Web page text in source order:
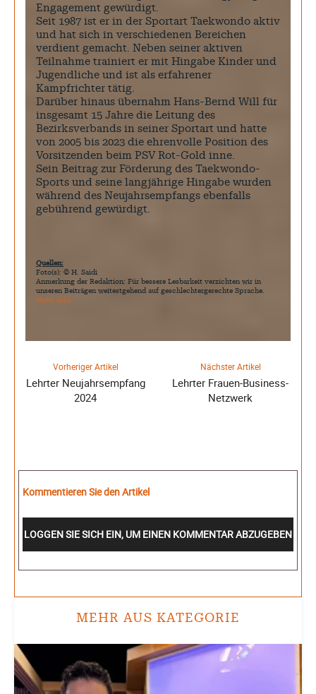
MEHR AUS KATEGORIE
Engagement gewürdigt.
Seit 1987 ist er in der Sportart Taekwondo aktiv
und hat sich in verschiedenen Bereichen
verdient gemacht. Neben seiner aktiven
Teilnahme trainiert er mit Hingabe Kinder und
Jugendliche und ist als erfahrener
Kampfrichter tätig.
Darüber hinaus übernahm Hans-Bernd Will für
insgesamt 15 Jahre die Leitung des
Bezirksverbands in seiner Sportart und hatte
von 2005 bis 2023 die ehrenvolle Position des
Vorsitzenden beim PSV Rot-Gold inne.
Sein Beitrag zur Förderung des Taekwondo-
Sports und seine langjährige Hingabe wurden
während des Neujahrsempfangs ebenfalls
gebührend gewürdigt.
Quellen:
Foto(s): © H. Saidi
Anmerkung der Redaktion: Für bessere Lesbarkeit verzichten wir in
unseren Beiträgen weitestgehend auf geschlechtergerechte Sprache.
Mehr dazu
Vorheriger Artikel
Lehrter Neujahrsempfang
2024
Nächster Artikel
Lehrter Frauen-Business-
Netzwerk
Kommentieren Sie den Artikel
LOGGEN SIE SICH EIN, UM EINEN KOMMENTAR ABZUGEBEN